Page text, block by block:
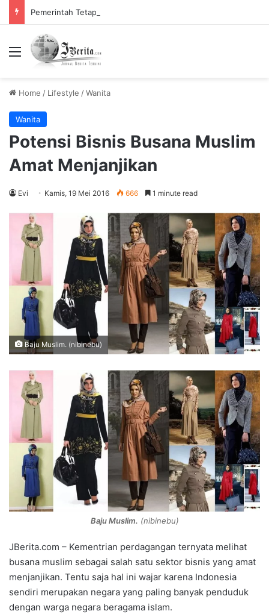
Menu
Home / Lifestyle /Wanita
Wanita
Potensi Bisnis Busana Muslim
Amat Menjanjikan
Evi Kamis, 19 Mei 2016 666 1 minute read
Baju Muslim. (nibinebu)
Baju Muslim. (nibinebu)
JBerita.com – Kementrian perdagangan ternyata melihat
busana muslim sebagai salah satu sektor bisnis yang amat
menjanjikan. Tentu saja hal ini wajar karena Indonesia
sendiri merupakan negara yang paling banyak penduduk
dengan warga negara beragama islam.